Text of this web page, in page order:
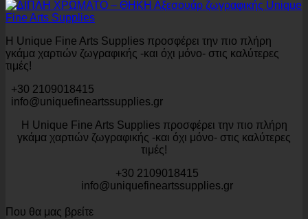
Η Unique Fine Arts Supplies προσφέρει την πιο πλήρη
γκάμα χαρτιών ζωγραφικής -και όχι μόνο- στις καλύτερες
τιμές!
+30 2109018415
info@uniquefineartssupplies.gr
Η Unique Fine Arts Supplies προσφέρει την πιο πλήρη
γκάμα χαρτιών ζωγραφικής -και όχι μόνο- στις καλύτερες
τιμές!
+30 2109018415
info@uniquefineartssupplies.gr
Που θα μας βρείτε